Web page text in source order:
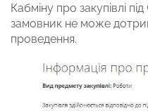
Кабміну про закупівлі
замовник не може
проведення.